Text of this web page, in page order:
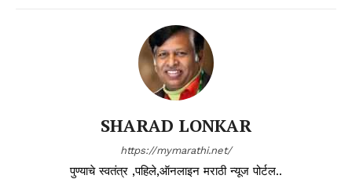
SHARAD LONKAR
https://mymarathi.net/
पुण्याचे स्वतंत्र ,पहिले,ऑनलाइन मराठी न्यूज पोर्टल..